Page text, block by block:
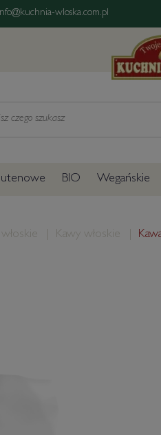
wloska.com.pl
BIO Wegańskie
Kawy włoskie